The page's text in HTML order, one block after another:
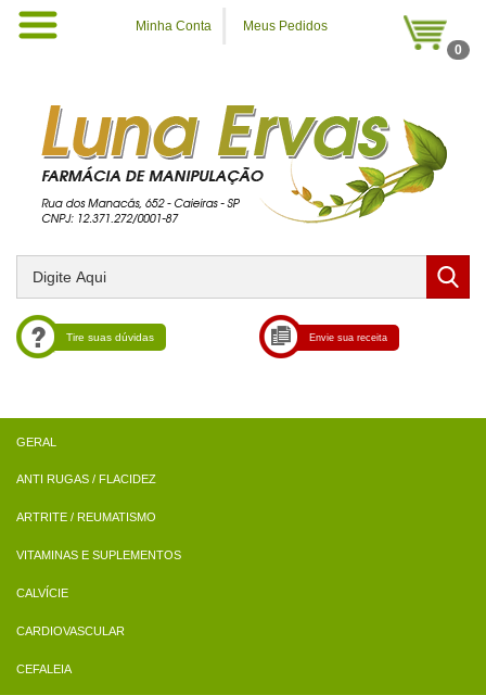
Minha Conta
Meus Pedidos
0
Tire suas dúvidas Envie sua receita
ANTI RUGAS / FLACIDEZ
ARTRITE / REUMATISMO
VITAMINAS E SUPLEMENTOS
CALVÍCIE
CARDIOVASCULAR
CEFALEIA